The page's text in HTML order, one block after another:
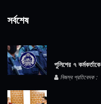
সর্বশেষ
পুলিশের ৭
নিজস্ব প্রতিবেদক :